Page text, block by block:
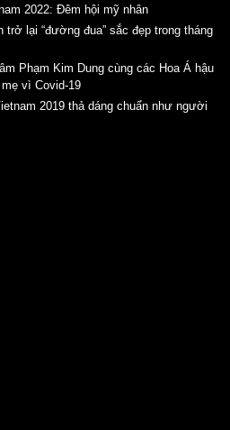
2022: Đêm hội mỹ nhân
vì Covid-19